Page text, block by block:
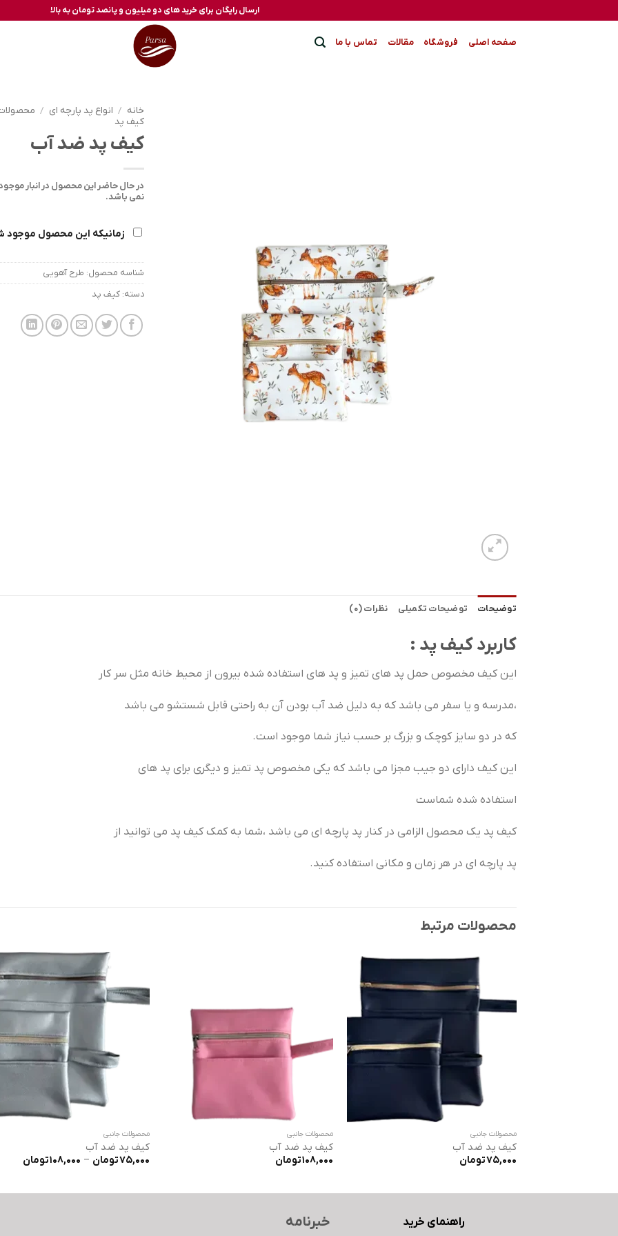
to
ارسال رایگان برای خرید های دو میلیون و پانصد تومان به بالا
صفحه اصلی فروشگاه مقالات تماس با ما
خانه / انواع پد پارچه ای /
کیف پد
کیف پد ضد آب
در حال حاضر این محصول در انبار
نمی باشد.
زمانیکه این محصول موجود
شناسه محصول: طرح آهویی
دسته: کیف پد
توضیحات توضیحات تکمیلی نظرات (0)
کاربرد کیف پد :
این کیف مخصوص حمل پد های تمیز و پد های استفاده شده بیرون از محیط خانه مثل سر کار
،مدرسه و یا سفر می باشد که به دلیل ضد آب بودن آن به راحتی قابل شستشو می باشد
که در دو سایز کوچک و بزرگ بر حسب نیاز شما موجود است.
این کیف دارای دو جیب مجزا می باشد که یکی مخصوص پد تمیز و دیگری برای پد های
استفاده شده شماست
کیف پد یک محصول الزامی در کنار پد پارچه ای می باشد ،شما به کمک کیف پد می توانید از
پد پارچه ای در هر زمان و مکانی استفاده کنید.
محصولات مرتبط
محصولات جانبی
کیف پد ضد آب
75,000تومان
محصولات جانبی
کیف پد ضد آب
108,000تومان
محصولات جانبی
کیف پد ضد آب
75,000تومان –
108,000تومان
راهنمای خرید خبرنامه